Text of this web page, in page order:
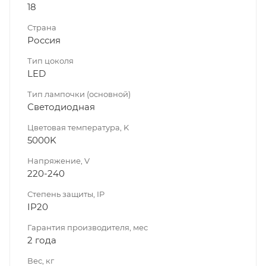
18
Страна
Россия
Тип цоколя
LED
Тип лампочки (основной)
Светодиодная
Цветовая температура, K
5000K
Напряжение, V
220-240
Степень защиты, IP
IP20
Гарантия производителя, мес
2 года
Вес, кг